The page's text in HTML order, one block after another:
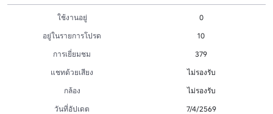
ใช้งานอยู่
0
อยู่ในรายการโปรด
10
การเยี่ยมชม
379
แชทด้วยเสียง
ไม่รองรับ
กล้อง
ไม่รองรับ
วันที่อัปเดต
7/4/2569